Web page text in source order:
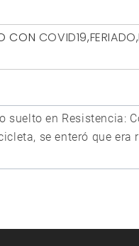
CON COVID19,FERIADO,
suelto en Resistencia:
se enteró que era